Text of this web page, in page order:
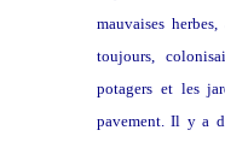
mauvaises
toujours,
potagers et les
pavement. Il y a